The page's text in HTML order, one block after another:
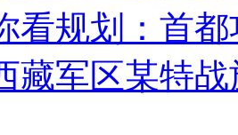
看规划：首
藏军区某特